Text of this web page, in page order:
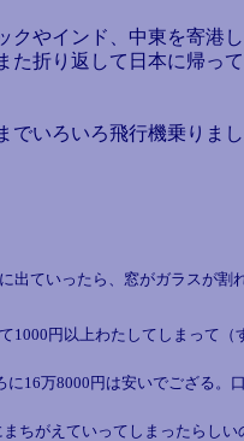
やインド、中東を寄港
折り返して日本に帰っ
いろいろ飛行機乗りま
ていったら、窓がガラスが割
1000円以上わたしてしまって
16万8000円は安いでござる
ちがえていってしまったらし